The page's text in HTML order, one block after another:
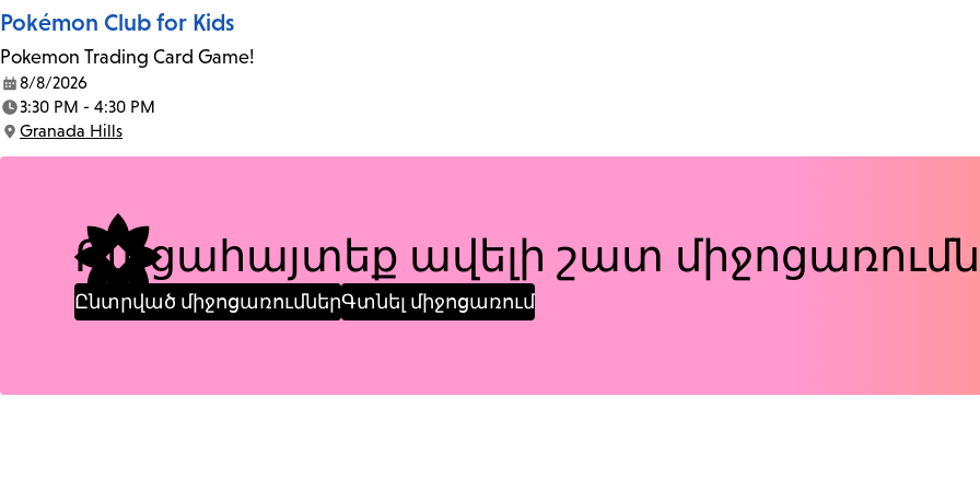
Pokémon Club for Kids
Pokemon Trading Card Game!
Date:
8/8/2026
Time:
3:30 PM - 4:30 PM
Location:
Granada Hills
Բացահայտեք ավելի շատ
Ընտրված միջոցառումներԳտնել միջոցառում